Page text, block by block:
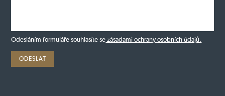
Odesláním formuláře souhlasíte se zásadami ochrany osobních údajů.